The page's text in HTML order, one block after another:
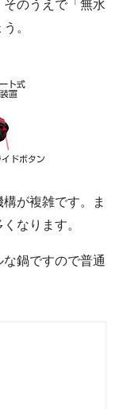
のうえで「無水
。
が複雑です。ま
なります。
鍋ですので普通